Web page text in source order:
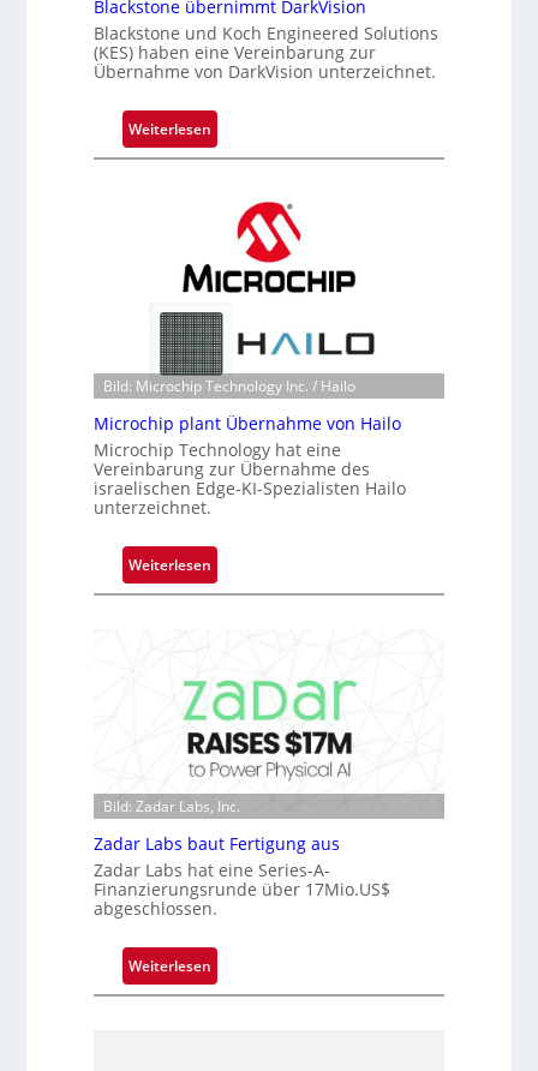
Blackstone übernimmt DarkVision
Blackstone und Koch Engineered Solutions
(KES) haben eine Vereinbarung zur
Übernahme von DarkVision unterzeichnet.
Weiterlesen:
B
s
o
n
e
ü
b
e
r
m
m
k
V
i
s
i
Bild: Microchip Technology Inc. / Hailo
Microchip plant Übernahme von Hailo
Microchip Technology hat eine
Vereinbarung zur Übernahme des
israelischen Edge-KI-Spezialisten Hailo
unterzeichnet.
Weiterlesen:
M
o
c
h
i
p
p
l
a
n
t
b
e
Bild: Zadar Labs, Inc.
Zadar Labs baut Fertigung aus
Zadar Labs hat eine Series-A-
Finanzierungsrunde über 17Mio.US$
abgeschlossen.
Weiterlesen:
Z